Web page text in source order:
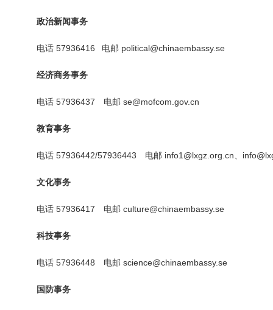
政治新闻事务
电话 57936416 电邮 political@chinaembassy.se
经济商务事务
电话 57936437 电邮 se@mofcom.gov.cn
教育事务
电话 57936442/57936443 电邮 info1@lxgz.org.cn、
文化事务
电话 57936417 电邮 culture@chinaembassy.se
科技事务
电话 57936448 电邮 science@chinaembassy.se
国防事务